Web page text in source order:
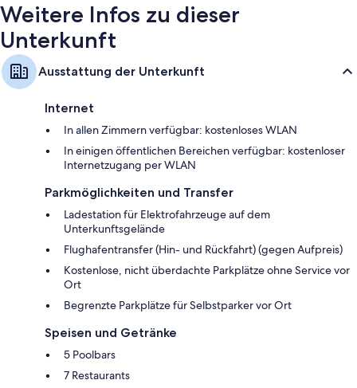
Weitere Infos zu dieser
Unterkunft
Ausstattung der Unterkunft
Internet
In allen Zimmern verfügbar: kostenloses WLAN
In einigen öffentlichen Bereichen verfügbar: kostenloser
Internetzugang per WLAN
Parkmöglichkeiten und Transfer
Ladestation für Elektrofahrzeuge auf dem
Unterkunftsgelände
Flughafentransfer (Hin- und Rückfahrt) (gegen Aufpreis)
Kostenlose, nicht überdachte Parkplätze ohne Service vor
Ort
Begrenzte Parkplätze für Selbstparker vor Ort
Speisen und Getränke
5 Poolbars
7 Restaurants